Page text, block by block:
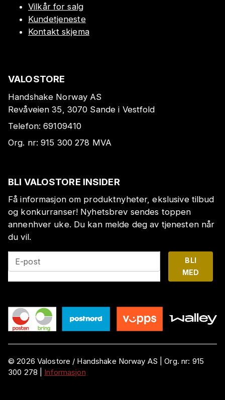
Vilkår for salg
Kundetjeneste
Kontakt skjema
VALOSTORE
Handshake Norway AS
Revåveien 35, 3070 Sande i Vestfold
Telefon:69109410
Org. nr:915 300 278 MVA
BLI VALOSTORE INSIDER
Få informasjon om produktnyheter, ekslusive tilbud
og konkurranser! Nyhetsbrev sendes toppen
annenhver uke. Du kan melde deg av tjenesten når
du vil.
E-post
BLI
MED
©2026 Valostore / Handshake Norway AS |Org. nr: 915
300 278
Informasjon